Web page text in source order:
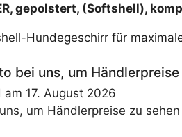
gepolstert, (Softshell),
Hundegeschirr für
bei uns, um
17. August 2026
um Händlerpreise zu sehen